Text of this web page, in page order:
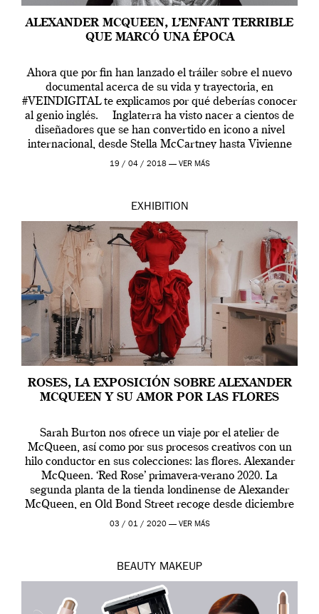
ALEXANDER MCQUEEN, L’ENFANT TERRIBLE
QUE MARCÓ UNA ÉPOCA
Ahora que por fin han lanzado el tráiler sobre el nuevo
documental acerca de su vida y trayectoria, en
#VEINDIGITAL te explicamos por qué deberías conocer
al genio inglés. Inglaterra ha visto nacer a cientos de
diseñadores que se han convertido en icono a nivel
internacional, desde Stella McCartney hasta Vivienne
Westwood pasando […]
19 / 04 / 2018 — VER MÁS
EXHIBITION
ROSES, LA EXPOSICIÓN SOBRE ALEXANDER
MCQUEEN Y SU AMOR POR LAS FLORES
Sarah Burton nos ofrece un viaje por el atelier de
McQueen, así como por sus procesos creativos con un
hilo conductor en sus colecciones: las flores. Alexander
McQueen. ‘Red Rose’ primavera-verano 2020. La
segunda planta de la tienda londinense de Alexander
McQueen, en Old Bond Street recoge desde diciembre
de 2019 hasta final de abril […]
03 / 01 / 2020 — VER MÁS
BEAUTY MAKEUP